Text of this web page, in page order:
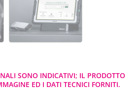
SONO INDICATIVI; IL PRODOTTO
ED I DATI TECNICI FORNITI.